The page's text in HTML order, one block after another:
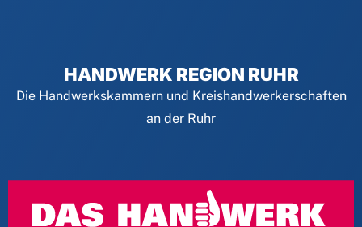
HANDWERK REGION RUHR
Die Handwerkskammern und Kreishandwerkerschaften
an der Ruhr